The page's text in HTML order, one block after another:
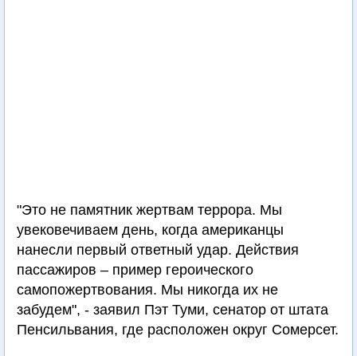
"Это не памятник жертвам террора. Мы
увековечиваем день, когда американцы
нанесли первый ответный удар. Действия
пассажиров – пример героического
самопожертвования. Мы никогда их не
забудем", - заявил Пэт Туми, сенатор от штата
Пенсильвания, где расположен округ Сомерсет.